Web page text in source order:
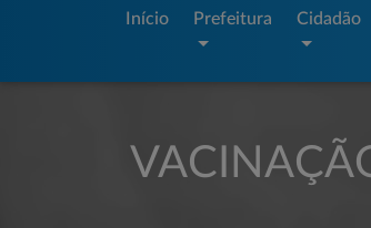
Início Prefeitura Cidadão